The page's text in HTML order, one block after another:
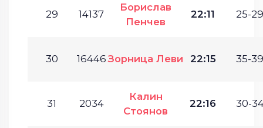
29 14137
Борислав
Пенчев
22:11 25-
30 16446 Зорница Леви 22:15 35-
31 2034
Калин
Стоянов
22:16 30-